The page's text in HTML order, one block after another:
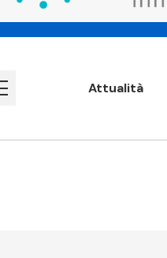
Attualità